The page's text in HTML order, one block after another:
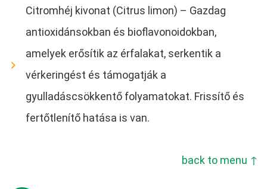
Citromhéj kivonat (Citrus limon) – Gazdag
antioxidánsokban és bioflavonoidokban,
amelyek erősítik az érfalakat, serkentik a
vérkeringést és támogatják a
gyulladáscsökkentő folyamatokat. Frissítő és
fertőtlenítő hatása is van.
back to menu ↑